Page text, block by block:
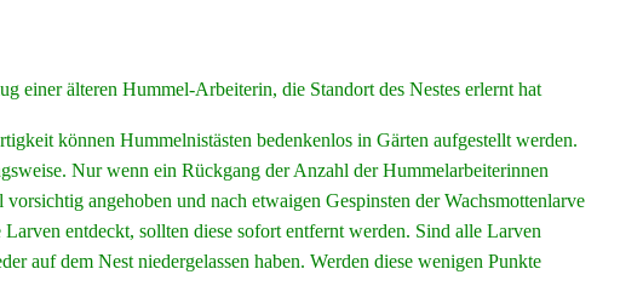
einer älteren Hummel-Arbeiterin, die Standort des Nestes erlernt hat
können Hummelnistästen bedenkenlos in Gärten aufgestellt werden.
Nur wenn ein Rückgang der Anzahl der Hummelarbeiterinnen
angehoben und nach etwaigen Gespinsten der Wachsmottenlarve
entdeckt, sollten diese sofort entfernt werden. Sind alle Larven
auf dem Nest niedergelassen haben. Werden diese wenigen Punkte